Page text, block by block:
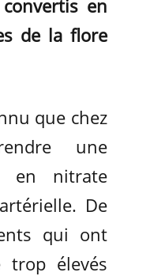
en
de la flore
que chez
une
en nitrate
De
qui ont
trop élevés